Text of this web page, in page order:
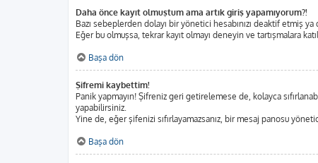
Daha önce kayıt olmuştum ama artık giriş yapamıyorum?!
Bazı sebeplerden dolayı bir yönetici hesabınızı deaktif etmiş
Eğer bu olmuşsa, tekrar kayıt olmayı deneyin ve tartışmalara
Başa dön
Şifremi kaybettim!
Panik yapmayın! Şifreniz geri getirelemese de, kolayca
yapabilirsiniz.
Yine de, eğer şifenizi sıfırlayamazsanız, bir mesaj panosu
Başa dön